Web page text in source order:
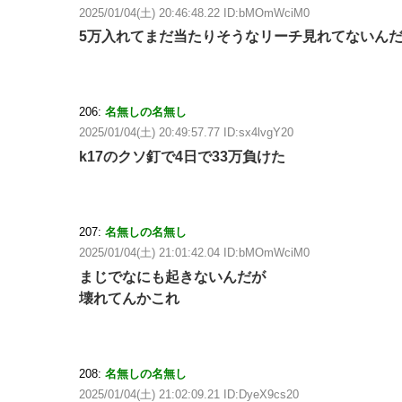
2025/01/04(土) 20:46:48.22 ID:bMOmWciM0
5万入れてまだ当たりそうなリーチ見れてないん
206: 名無しの名無し
2025/01/04(土) 20:49:57.77 ID:sx4lvgY20
k17のクソ釘で4日で33万負けた
207: 名無しの名無し
2025/01/04(土) 21:01:42.04 ID:bMOmWciM0
まじでなにも起きないんだが
壊れてんかこれ
208: 名無しの名無し
2025/01/04(土) 21:02:09.21 ID:DyeX9cs20